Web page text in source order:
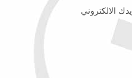
الالكتروني